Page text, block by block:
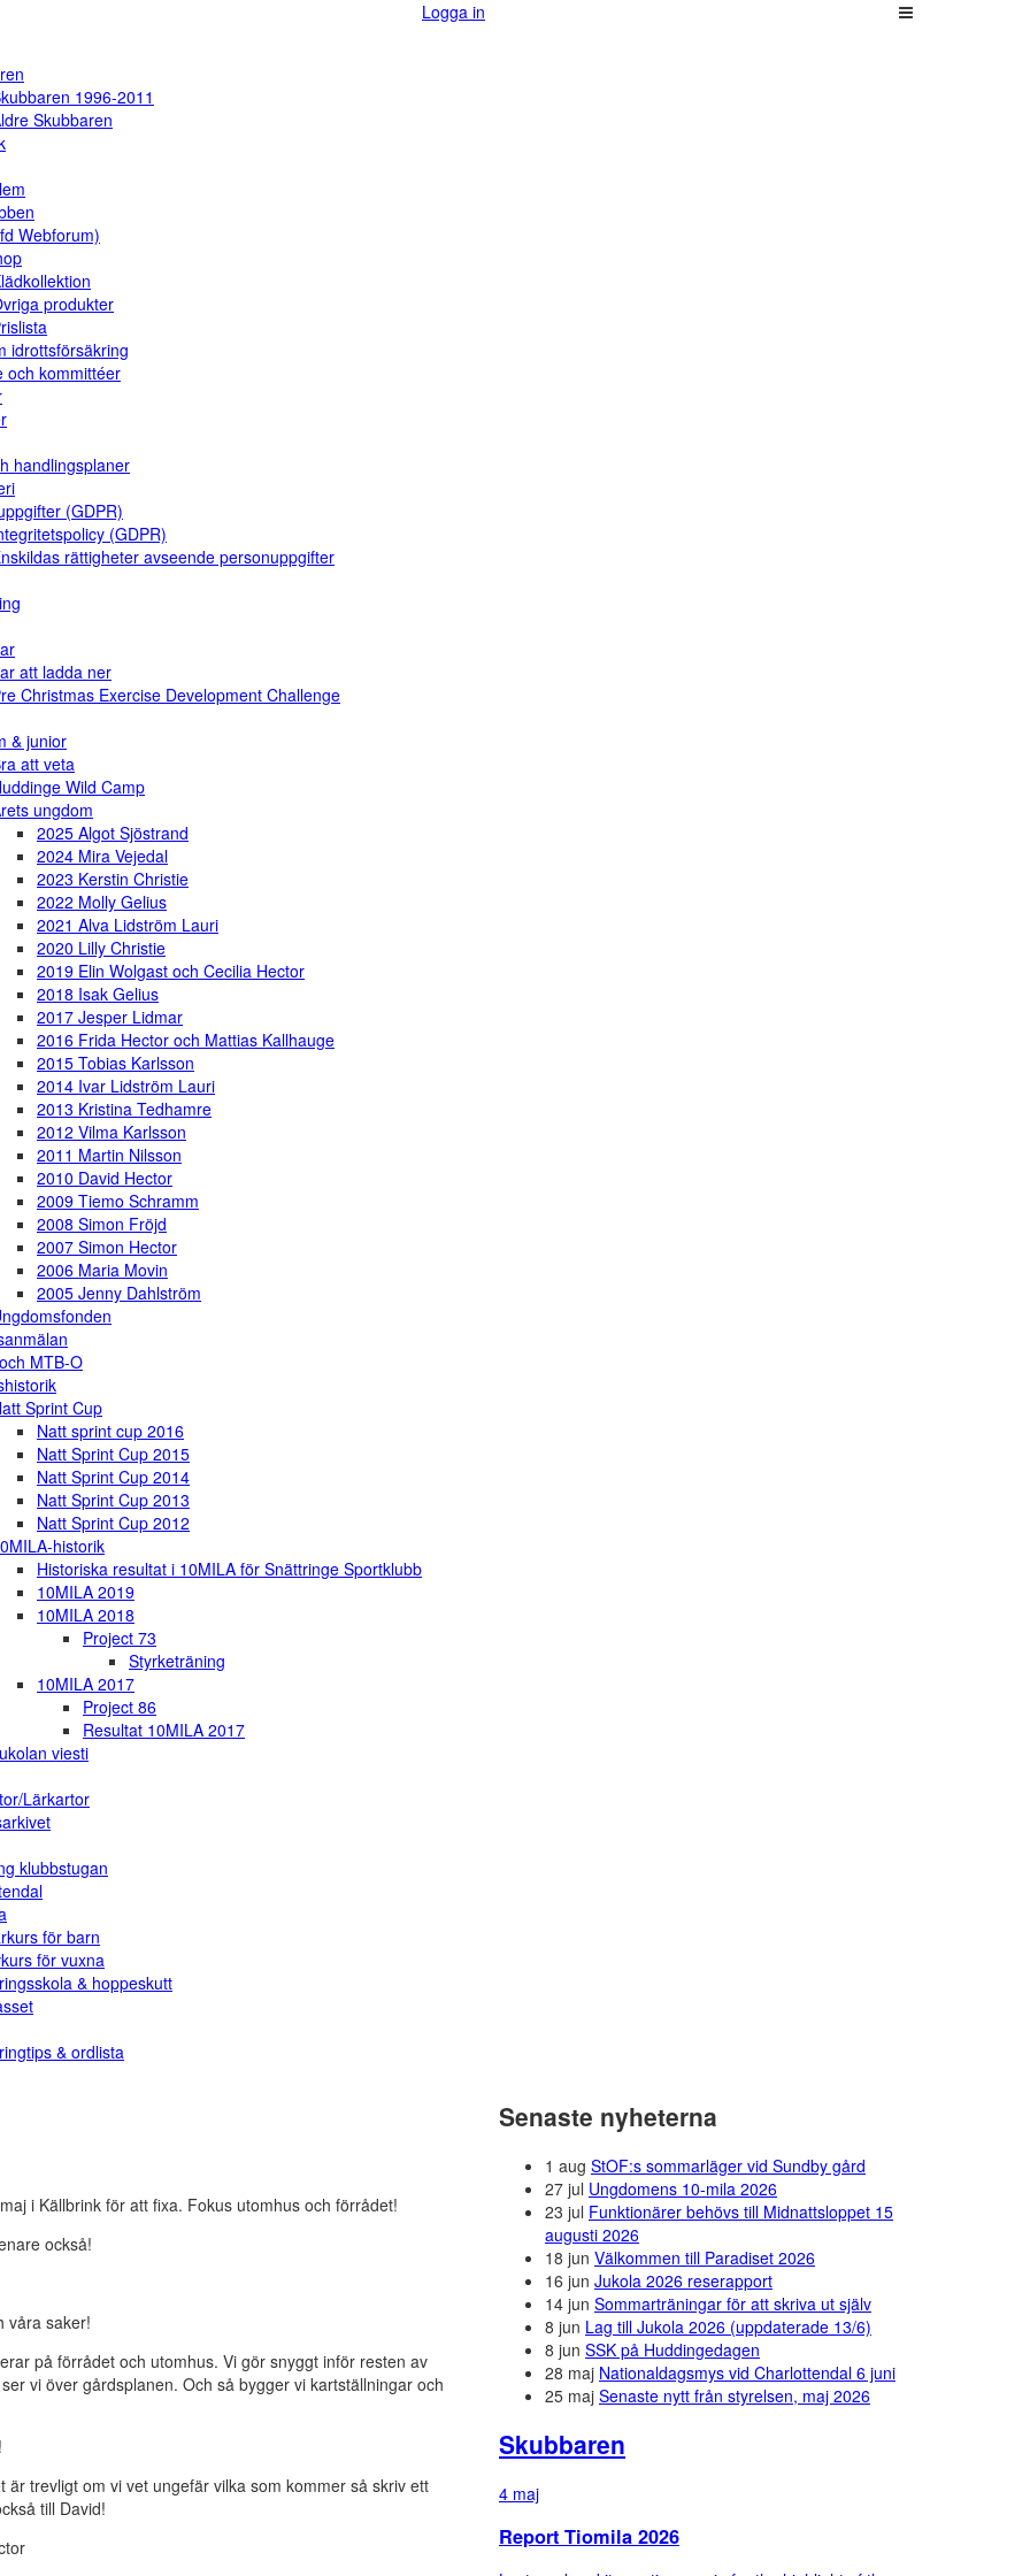
Logga in
1996-2011
Skubbaren
Webforum)
produkter
idrottsförsäkring
och kommittéer
handlingsplaner
(GDPR)
(GDPR)
rättigheter avseende personuppgifter
att ladda ner
Christmas Exercise Development Challenge
& junior
att veta
Wild Camp
ungdom
2025 Algot Sjöstrand
2024 Mira Vejedal
2023 Kerstin Christie
2022 Molly Gelius
2021 Alva Lidström Lauri
2020 Lilly Christie
2019 Elin Wolgast och Cecilia Hector
2018 Isak Gelius
2017 Jesper Lidmar
2016 Frida Hector och Mattias Kallhauge
2015 Tobias Karlsson
2014 Ivar Lidström Lauri
2013 Kristina Tedhamre
2012 Vilma Karlsson
2011 Martin Nilsson
2010 David Hector
2009 Tiemo Schramm
2008 Simon Fröjd
2007 Simon Hector
2006 Maria Movin
2005 Jenny Dahlström
MTB-O
Sprint Cup
Natt sprint cup 2016
Natt Sprint Cup 2015
Natt Sprint Cup 2014
Natt Sprint Cup 2013
Natt Sprint Cup 2012
historik
Historiska resultat i 10MILA för Snättringe Sportklubb
10MILA 2019
10MILA 2018
Project 73
Styrketräning
10MILA 2017
Project 86
Resultat 10MILA 2017
viesti
Lärkartor
klubbstugan
för barn
för vuxna
& hoppeskutt
& ordlista
i Källbrink för att fixa. Fokus utomhus och förrådet!
också!
våra saker!
på förrådet och utomhus. Vi gör snyggt inför resten av
vi över gårdsplanen. Och så bygger vi kartställningar och
är trevligt om vi vet ungefär vilka som kommer så skriv ett
till David!
Senaste nyheterna
1 aug StOF:s sommarläger vid Sundby gård
27 jul Ungdomens 10-mila 2026
23 jul Funktionärer behövs till Midnattsloppet 15
augusti 2026
18 jun Välkommen till Paradiset 2026
16 jun Jukola 2026 reserapport
14 jun Sommarträningar för att skriva ut själv
8 jun Lag till Jukola 2026 (uppdaterade 13/6)
8 jun SSK på Huddingedagen
28 maj Nationaldagsmys vid Charlottendal 6 juni
25 maj Senaste nytt från styrelsen, maj 2026
Skubbaren
4 maj
Report Tiomila 2026